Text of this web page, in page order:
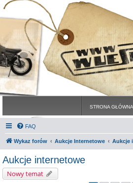
STRONA GŁÓWNA
FAQ
Wykaz forów Aukcje Internetowe Aukcje
Aukcje internetowe
Nowy temat